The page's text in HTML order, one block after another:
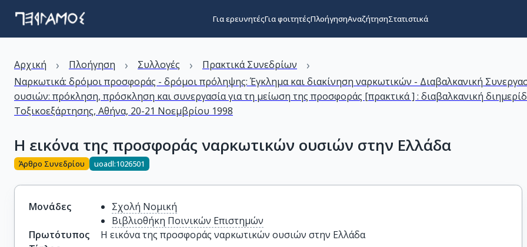
Για ερευνητέςΓια φοιτητέςΠλοήγησηΑναζήτησηΣτατιστικά
Αρχική › Πλοήγηση › Συλλογές › Πρακτικά Συνεδρίων ›
Ναρκωτικά: δρόμοι προσφοράς - δρόμοι πρόληψης: Έγκλημα και διακίνηση ναρκωτικών - Διαβαλκανική
ουσιών: πρόκληση, πρόσκληση και συνεργασία για τη μείωση της προσφοράς [πρακτικά ] : διαβαλκανική
Τοξικοεξάρτησης, Αθήνα, 20-21 Νοεμβρίου 1998
Η εικόνα της προσφοράς ναρκωτικών ουσιών στην Ελλάδα
Άρθρο Συνεδρίου uoadl:1026501
Μονάδες
Σχολή Νομική
Βιβλιοθήκη Ποινικών Επιστημών
Πρωτότυπος
Η εικόνα της προσφοράς ναρκωτικών ουσιών στην Ελλάδα